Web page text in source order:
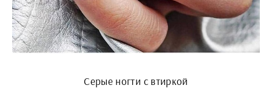
Серые ногти с втиркой